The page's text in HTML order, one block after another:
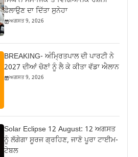
ਫ਼ੈਲਾਉਣ ਦਾ ਦਿੱਤਾ ਸੁਨੇਹਾ
ਅਗਸਤ 9, 2026
BREAKING- ਅੰਮ੍ਰਿਤਪਾਲ ਦੀ ਪਾਰਟੀ ਨੇ
2027 ਦੀਆਂ ਚੋਣਾਂ ਨੂੰ ਲੈ ਕੇ ਕੀਤਾ ਵੱਡਾ ਐਲਾਨ
ਅਗਸਤ 9, 2026
Solar Eclipse 12 August: 12 ਅਗਸਤ
ਨੂੰ ਲੱਗੇਗਾ ਸੂਰਜ ਗ੍ਰਹਿਣ, ਜਾਣੋ ਪੂਰਾ ਟਾਈਮ-
ਟੇਬਲ